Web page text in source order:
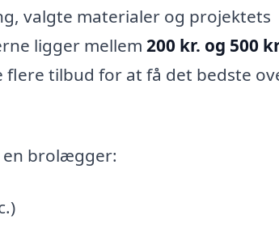
valgte materialer og projektets
ligger mellem 200 kr. og 500
tilbud for at få det bedste
en brolægger: